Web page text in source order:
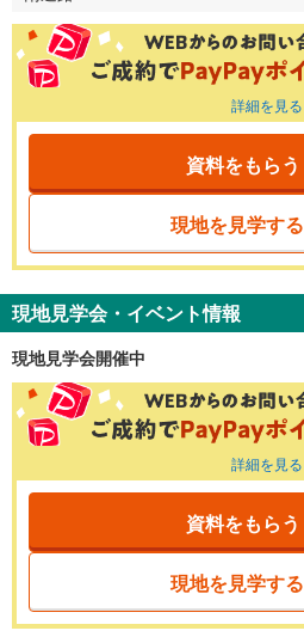
詳細を見る
資料をもらう
現地を見学する
現地見学会・イベント情報
現地見学会開催中
詳細を見る
資料をもらう
現地を見学する